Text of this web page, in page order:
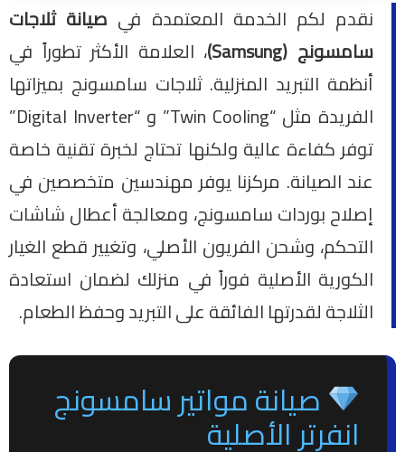
نقدم لكم الخدمة المعتمدة في صيانة ثلاجات
سامسونج (Samsung)
، العلامة الأكثر تطوراً في
أنظمة التبريد المنزلية. ثلاجات سامسونج بميزاتها
الفريدة مثل “Twin Cooling” و “Digital Inverter”
توفر كفاءة عالية ولكنها تحتاج لخبرة تقنية خاصة
عند الصيانة. مركزنا يوفر مهندسين متخصصين في
إصلاح بوردات سامسونج، ومعالجة أعطال شاشات
التحكم، وشحن الفريون الأصلي، وتغيير قطع الغيار
الكورية الأصلية فوراً في منزلك لضمان استعادة
الثلاجة لقدرتها الفائقة على التبريد وحفظ الطعام.
صيانة مواتير سامسونج
انفرتر الأصلية